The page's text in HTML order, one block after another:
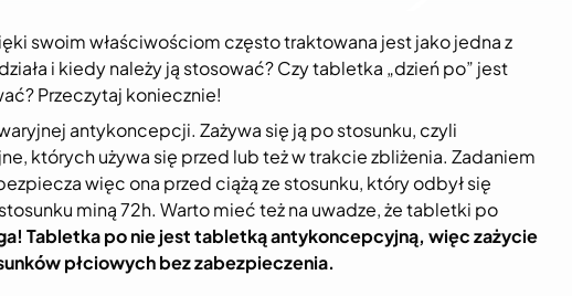
swoim właściwościom często traktowana jest jako jedna z
i kiedy należy ją stosować? Czy tabletka „dzień po” jest
Przeczytaj koniecznie!
antykoncepcji. Zażywa się ją po stosunku, czyli
których używa się przed lub też w trakcie zbliżenia. Zadaniem
więc ona przed ciążą ze stosunku, który odbył się
miną 72h. Warto mieć też na uwadze, że tabletki po
Tabletka po nie jest tabletką antykoncepcyjną, więc zażycie
płciowych bez zabezpieczenia.